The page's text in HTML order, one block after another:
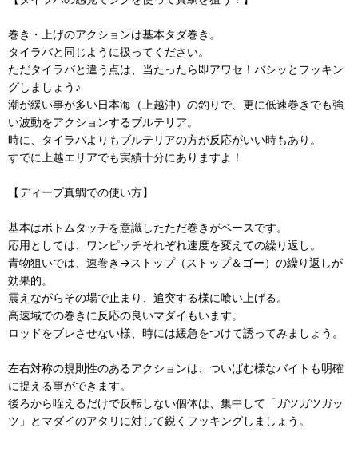
巻き・上げのアクションは基本タダ巻き。
タイラバと同じように扱ってください。
ただタイラバと違う点は、当たったら即アワセ！バシッとフッキン
グしましょう♪
潮が緩い事が多い日本海（上越沖）の釣りで、更に低速巻きでも強
い波動をアクションするブルテリア。
時に、タイラバよりもブルテリアの方が反応がいい時もあり。
すでに上越エリアでも実績十分にありますよ！
【ディープ真鯛での使い方】
基本はボトムタッチを意識したただ巻きがベースです。
応用としては、ワンピッチそれぞれ速度を変えての繰り返し。
青物狙いでは、速巻き→ストップ（ストップ＆ゴー）の繰り返しが
効果的。
震えながらその場で止まり、追突する様に喰い上げる。
高速域での巻きに反応の良いマダイもいます。
ロッドをブレさせない様、時には緩急をつけて誘ってみましょう。
左右対称の規則性のあるアクションは、ついばむ様なバイトも明確
に捉える事ができます。
後ろから咥えるだけで反転しない個体は、集中して「ガツガツガッ
ツ」とマダイのアタリに対して鋭くフッキングしましょう。